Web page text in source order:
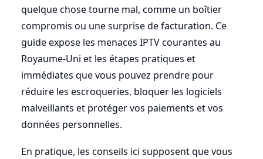
quelque chose tourne mal, comme un boîtier
compromis ou une surprise de facturation. Ce
guide expose les menaces IPTV courantes au
Royaume-Uni et les étapes pratiques et
immédiates que vous pouvez prendre pour
réduire les escroqueries, bloquer les logiciels
malveillants et protéger vos paiements et vos
données personnelles.
En pratique, les conseils ici supposent que vous